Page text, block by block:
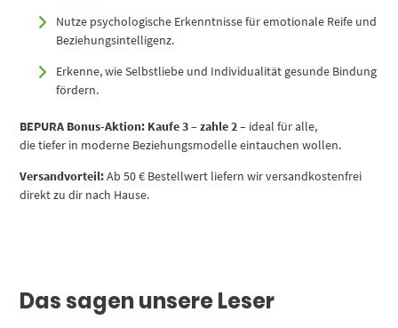
Nutze psychologische Erkenntnisse für emotionale Reife und
Beziehungsintelligenz.
Erkenne, wie Selbstliebe und Individualität gesunde Bindung
fördern.
BEPURA Bonus-Aktion: Kaufe 3 – zahle 2– ideal für alle,
die tiefer in moderne Beziehungsmodelle eintauchen wollen.
Versandvorteil:Ab 50 € Bestellwert liefern wir versandkostenfrei
direkt zu dir nach Hause.
Das sagen unsere Leser